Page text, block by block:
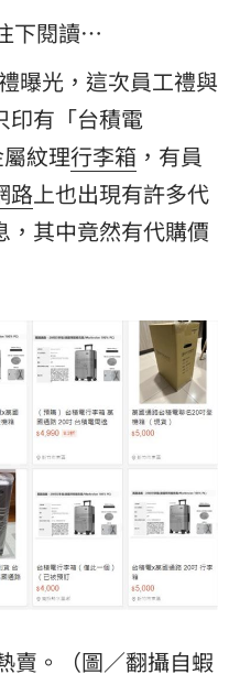
下閱讀…
曝光，這次員工禮與
印有「台積電
紋理行李箱 ，有員
路上也出現有許多代
，其中竟然有代購價
賣。（圖／翻攝自蝦